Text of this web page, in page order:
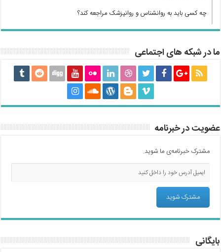
چه کسی باید به روانشناس و روانپزشک مراجعه کند؟
ما در شبکه های اجتماعی
عضویت در خبرنامه
مشترک خبرنامه‌ی ما شوید.
بایگانی